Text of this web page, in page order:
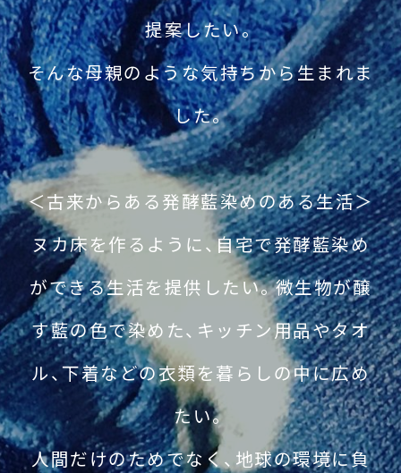
提案したい。
そんな母親のような気持ちから生まれま
した。
＜古来からある発酵藍染めのある生活＞
ヌカ床を作るように、自宅で発酵藍染め
ができる生活を提供したい。微生物が醸
す藍の色で染めた、キッチン用品やタオ
ル、下着などの衣類を暮らしの中に広め
たい。
人間だけのためでなく、地球の環境に負